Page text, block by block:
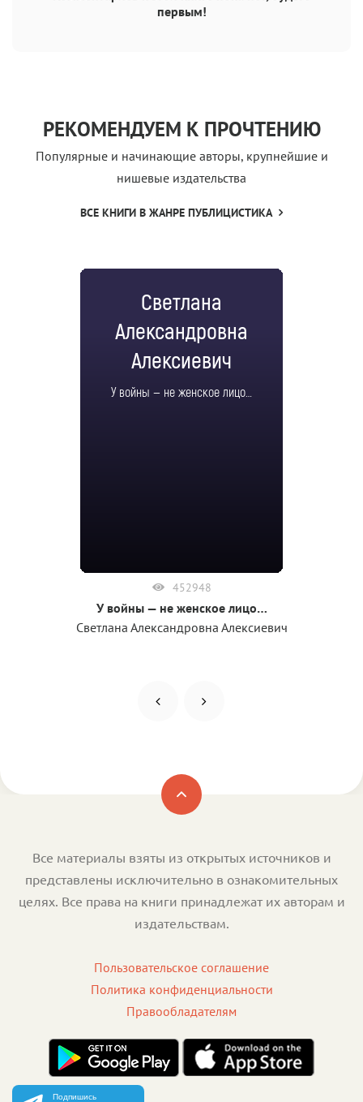
первым!
РЕКОМЕНДУЕМ К ПРОЧТЕНИЮ
Популярные и начинающие авторы, крупнейшие и
нишевые издательства
ВСЕ КНИГИ В ЖАНРЕ ПУБЛИЦИСТИКА
Светлана
Александровна
Алексиевич
У войны — не женское лицо…
452948
У войны — не женское лицо…
Светлана Александровна Алексиевич
Все материалы взяты из открытых источников и
представлены исключительно в ознакомительных
целях. Все права на книги принадлежат их авторам и
издательствам.
Пользовательское соглашение
Политика конфиденциальности
Правообладателям
Подпишись